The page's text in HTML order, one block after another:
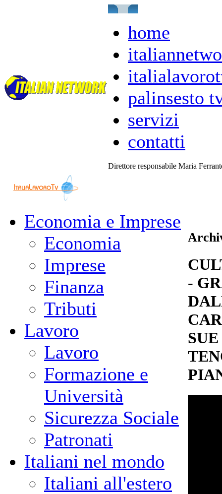
home
palinsesto
servizi
contatti
Direttore responsabile Maria
Economia e Imprese
Economia
Imprese
Finanza
Tributi
Lavoro
Lavoro
Formazione e
Università
Sicurezza Sociale
Patronati
Italiani nel mondo
Italiani all'estero
-